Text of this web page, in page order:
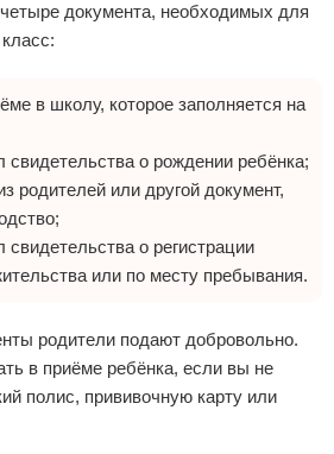
документа, необходимых для
в школу, которое заполняется на
свидетельства о рождении ребёнка;
родителей или другой документ,
свидетельства о регистрации
или по месту пребывания.
родители подают добровольно.
в приёме ребёнка, если вы не
полис, прививочную карту или